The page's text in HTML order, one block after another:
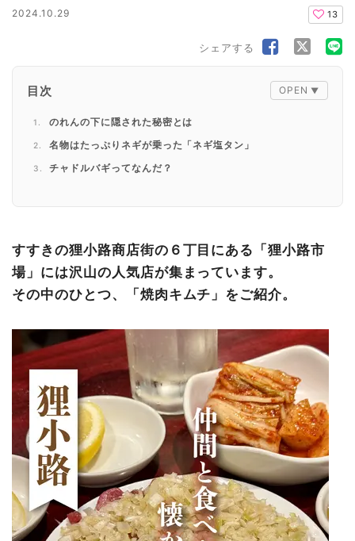
2024.10.29 13
シェアする
目次
のれんの下に隠された秘密とは
名物はたっぷりネギが乗った「ネギ塩タン」
チャドルバギってなんだ？
すすきの狸小路商店街の６丁目にある「狸小路市
場」には沢山の人気店が集まっています。
その中のひとつ、「焼肉キムチ」をご紹介。